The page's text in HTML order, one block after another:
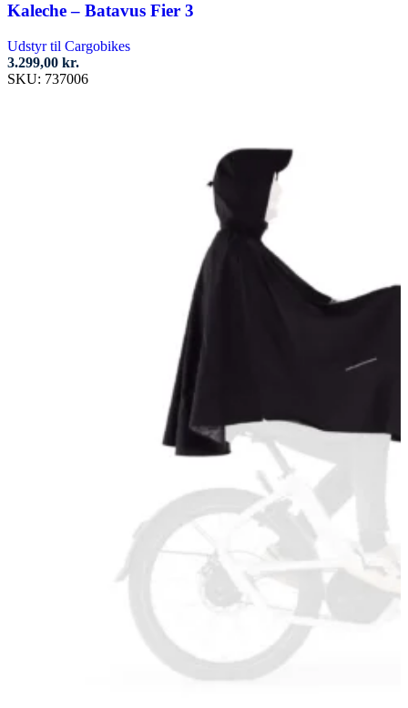
Kaleche – Batavus Fier 3
Udstyr til Cargobikes
3.299,00 kr.
SKU: 737006